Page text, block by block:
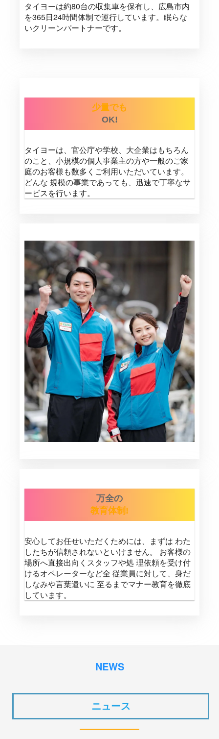
タイヨーは約80台の収集車を保有し、広島市内
を365日24時間体制で運行しています。眠らな
いクリーンパートナーです。
少量でも
OK!
タイヨーは、官公庁や学校、大企業はもちろん
のこと、小規模の個人事業主の方や一般のご家
庭のお客様も数多くご利用いただいています。
どんな 規模の事業であっても、迅速で丁寧なサ
ービスを行います。
万全の
教育体制!
安心してお任せいただくためには、まずは わた
したちが信頼されないといけません。 お客様の
場所へ直接出向くスタッフや処 理依頼を受け付
けるオペレーターなど全 従業員に対して、身だ
しなみや言葉遣いに 至るまでマナー教育を徹底
しています。
NEWS
ニュース